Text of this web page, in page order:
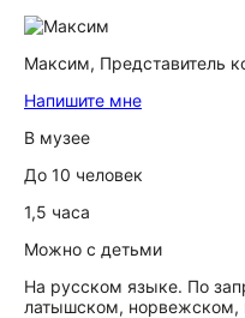
Максим, Представитель
Напишите мне
В музее
До 10 человек
1,5 часа
Можно с детьми
На русском языке. По
латышском, норвежском,